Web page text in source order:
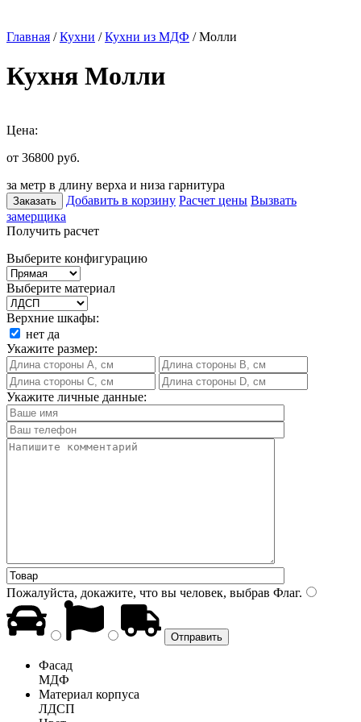
Главная /Кухни /Кухни из МДФ / Молли
Кухня Молли
Цена:
от 36800 руб.
за метр в длину верха и низа гарнитура
Заказать Добавить в корзину Расчет цены Вызвать
замерщика
Получить расчет
Выберите конфигурацию
Выберите материал
Верхние шкафы:
нет да
Укажите размер:
Укажите личные данные:
Пожалуйста, докажите, что вы человек, выбрав Флаг.
Фасад
МДФ
Материал корпуса
ЛДСП